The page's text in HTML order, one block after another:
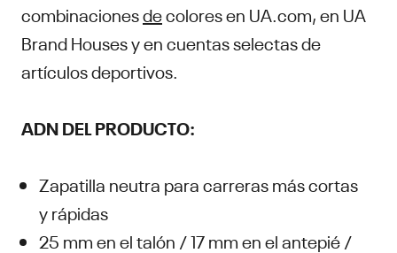
combinacionesdecolores en UA.com, en UA
Brand Houses y en cuentas selectas de
artículos deportivos.
ADN DEL PRODUCTO:
Zapatilla neutra para carreras más cortas
y rápidas
25 mm en el talón / 17 mm en el antepié /